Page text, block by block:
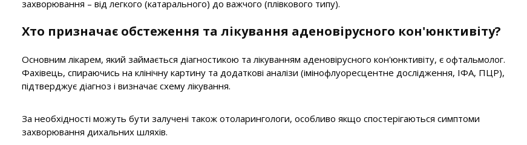
захворювання – від легкого (катарального) до важчого (плівкового типу).
Хто призначає обстеження та лікування аденовірусного кон'юнктивіту?
Основним лікарем, який займається діагностикою та лікуванням аденовірусного кон'юнктивіту, є офтальмолог.
Фахівець, спираючись на клінічну картину та додаткові аналізи (імінофлуоресцентне дослідження, ІФА, ПЦР),
підтверджує діагноз і визначає схему лікування.
За необхідності можуть бути залучені також отоларингологи, особливо якщо спостерігаються симптоми
захворювання дихальних шляхів.